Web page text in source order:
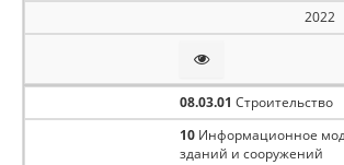
2022
08.03.01 Строительство
10 Информационное
зданий и сооружений